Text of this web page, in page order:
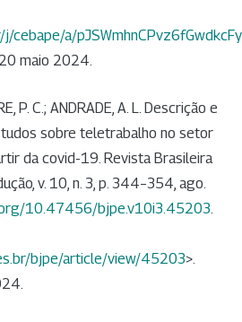
cebape/a/
maio 2024.
P. C.; ANDRADE, A. L. Descrição e
sobre teletrabalho no setor
da covid-19. Revista Brasileira
v. 10, n. 3, p. 344–354, ago.
10.47456/bjpe.v10i3.45203.
bjpe/article/view/45203>.